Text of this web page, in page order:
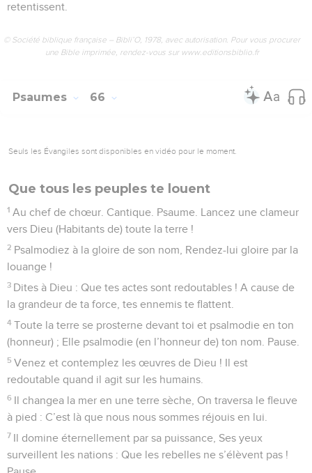
retentissent.
© Société biblique française – Bibli’O, 1978, avec autorisation. Pour vous procurer
une Bible imprimée, rendez-vous sur www.editionsbiblio.fr
Psaumes 66
Seuls les Évangiles sont disponibles en vidéo pour le moment.
Que tous les peuples te louent
1 Au chef de chœur. Cantique. Psaume. Lancez une clameur
vers Dieu (Habitants de) toute la terre !
2 Psalmodiez à la gloire de son nom, Rendez-lui gloire par la
louange !
3 Dites à Dieu : Que tes actes sont redoutables ! A cause de
la grandeur de ta force, tes ennemis te flattent.
4 Toute la terre se prosterne devant toi et psalmodie en ton
(honneur) ; Elle psalmodie (en l’honneur de) ton nom. Pause.
5 Venez et contemplez les œuvres de Dieu ! Il est
redoutable quand il agit sur les humains.
6 Il changea la mer en une terre sèche, On traversa le fleuve
à pied : C’est là que nous nous sommes réjouis en lui.
7 Il domine éternellement par sa puissance, Ses yeux
surveillent les nations : Que les rebelles ne s’élèvent pas !